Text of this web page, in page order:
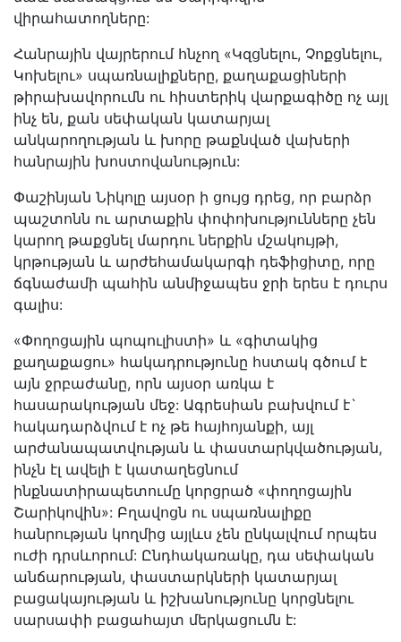
վիրահատողները:
Հանրային վայրերում հնչող «Կզցնելու, Չոքցնելու,
Կոխելու» սպառնալիքները, քաղաքացիների
թիրախավորումն ու հիստերիկ վարքագիծը ոչ այլ
ինչ են, քան սեփական կատարյալ
անկարողության և խորը թաքնված վախերի
հանրային խոստովանություն:
Փաշինյան Նիկոլը այսօր ի ցույց դրեց, որ բարձր
պաշտոնն ու արտաքին փոփոխությունները չեն
կարող թաքցնել մարդու ներքին մշակույթի,
կրթության և արժեհամակարգի դեֆիցիտը, որը
ճգնաժամի պահին անմիջապես ջրի երես է դուրս
գալիս:
«Փողոցային պոպուլիստի» և «գիտակից
քաղաքացու» հակադրությունը հստակ գծում է
այն ջրբաժանը, որն այսօր առկա է
հասարակության մեջ: Ագրեսիան բախվում է`
հակադարձվում է ոչ թե հայհոյանքի, այլ
արժանապատվության և փաստարկվածության,
ինչն էլ ավելի է կատաղեցնում
ինքնատիրապետումը կորցրած «փողոցային
Շարիկովին»: Բղավոցն ու սպառնալիքը
հանրության կողմից այլևս չեն ընկալվում որպես
ուժի դրսևորում: Ընդհակառակը, դա սեփական
անճարության, փաստարկների կատարյալ
բացակայության և իշխանությունը կորցնելու
սարսափի բացահայտ մերկացումն է: